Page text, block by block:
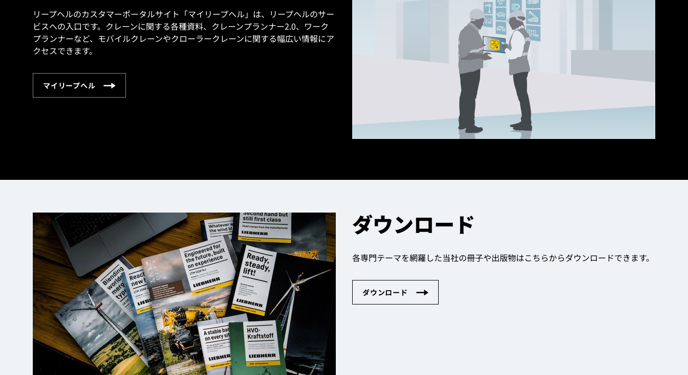
リープヘルのカスタマーポータルサイト「マイリープヘル」は、リープヘルのサー
ビスへの入口です。クレーンに関する各種資料、クレーンプランナー2.0、ワーク
プランナーなど、モバイルクレーンやクローラークレーンに関する幅広い情報にア
クセスできます。
ダウンロード
各専門テーマを網羅した当社の冊子や出版物はこちらからダウンロードできます。